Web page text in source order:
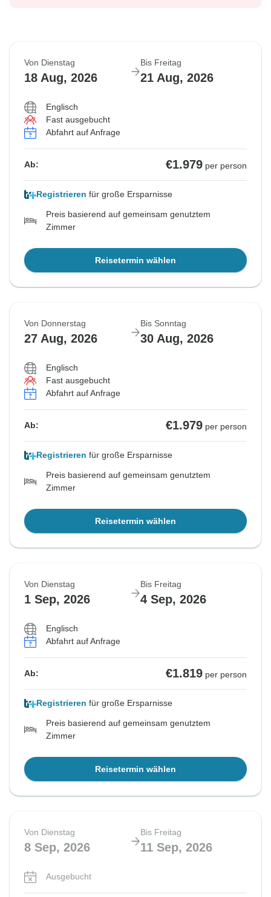
Von Dienstag
18 Aug, 2026
Bis Freitag
21 Aug, 2026
Englisch
Fast ausgebucht
Abfahrt auf Anfrage
Ab: €1.979 per person
Registrieren für große Ersparnisse
Preis basierend auf gemeinsam genutztem
Zimmer
Reisetermin wählen
Von Donnerstag
27 Aug, 2026
Bis Sonntag
30 Aug, 2026
Englisch
Fast ausgebucht
Abfahrt auf Anfrage
Ab: €1.979 per person
Registrieren für große Ersparnisse
Preis basierend auf gemeinsam genutztem
Zimmer
Reisetermin wählen
Von Dienstag
1 Sep, 2026
Bis Freitag
4 Sep, 2026
Englisch
Abfahrt auf Anfrage
Ab: €1.819 per person
Registrieren für große Ersparnisse
Preis basierend auf gemeinsam genutztem
Zimmer
Reisetermin wählen
Von Dienstag
8 Sep, 2026
Bis Freitag
11 Sep, 2026
Ausgebucht